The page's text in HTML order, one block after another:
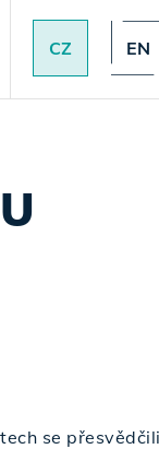
CZ EN
se přesvědčili